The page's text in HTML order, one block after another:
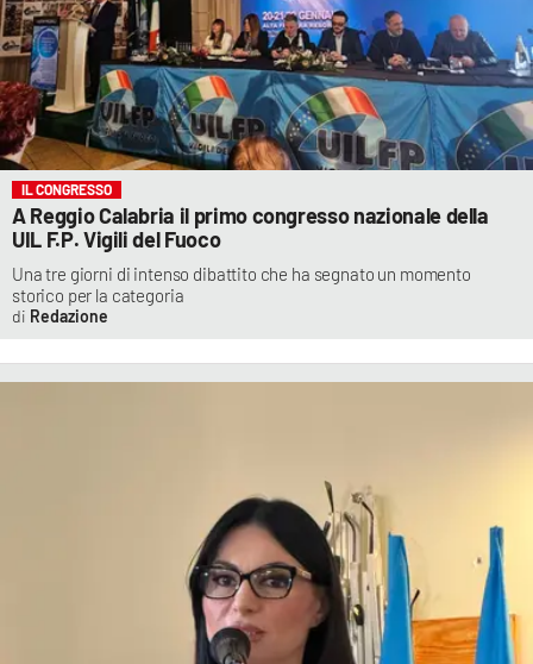
IL CONGRESSO
A Reggio Calabria il primo congresso nazionale della
UIL F.P. Vigili del Fuoco
Una tre giorni di intenso dibattito che ha segnato un momento
storico per la categoria
Redazione